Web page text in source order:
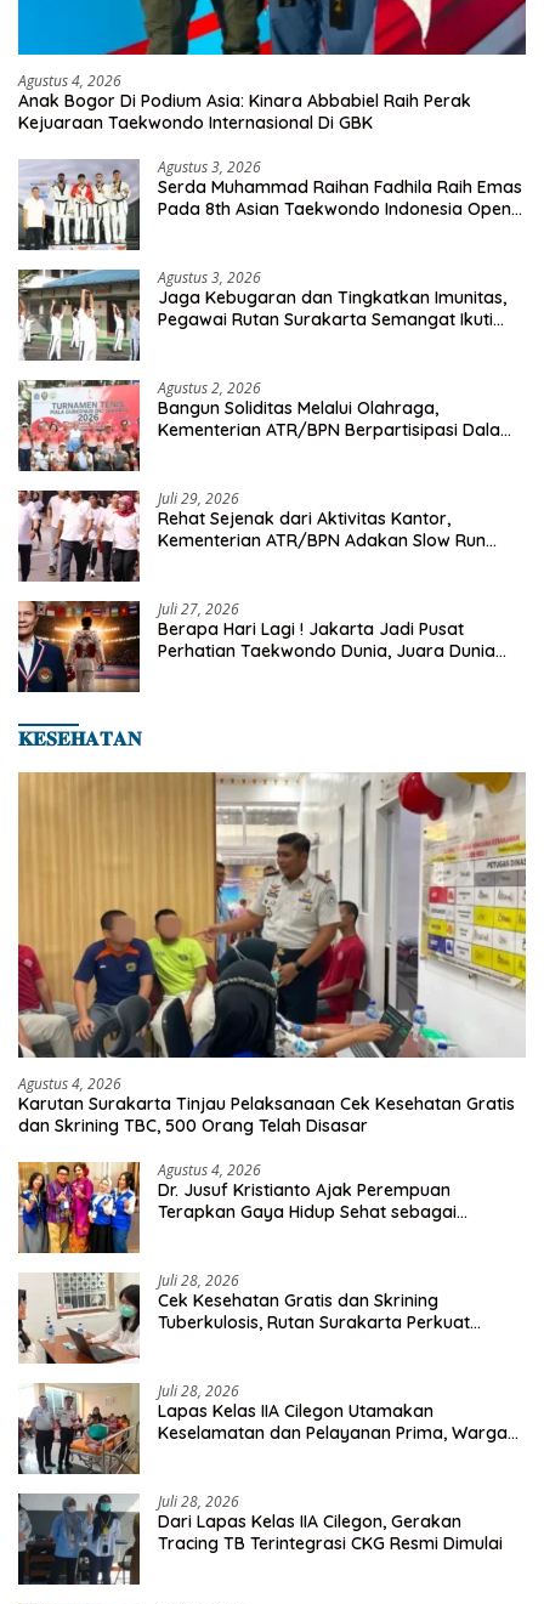
Agustus 4, 2026
Anak Bogor Di Podium Asia: Kinara Abbabiel Raih Perak
Kejuaraan Taekwondo Internasional Di GBK
Agustus 3, 2026
Serda Muhammad Raihan Fadhila Raih Emas
Pada 8th Asian Taekwondo Indonesia Open
Agustus 3, 2026
Jaga Kebugaran dan Tingkatkan Imunitas,
Pegawai Rutan Surakarta Semangat Ikuti
Agustus 2, 2026
Bangun Soliditas Melalui Olahraga,
Kementerian ATR/BPN Berpartisipasi Dalam
Juli 29, 2026
Rehat Sejenak dari Aktivitas Kantor,
Kementerian ATR/BPN Adakan Slow Run
Juli 27, 2026
Berapa Hari Lagi ! Jakarta Jadi Pusat
Perhatian Taekwondo Dunia, Juara Dunia
𝐊𝐄𝐒𝐄𝐇𝐀𝐓𝐀𝐍
Agustus 4, 2026
Karutan Surakarta Tinjau Pelaksanaan Cek Kesehatan Gratis
dan Skrining TBC, 500 Orang Telah Disasar
Agustus 4, 2026
Dr. Jusuf Kristianto Ajak Perempuan
Terapkan Gaya Hidup Sehat sebagai
Juli 28, 2026
Cek Kesehatan Gratis dan Skrining
Tuberkulosis, Rutan Surakarta Perkuat
Juli 28, 2026
Lapas Kelas IIA Cilegon Utamakan
Keselamatan dan Pelayanan Prima, Warga
Juli 28, 2026
Dari Lapas Kelas IIA Cilegon, Gerakan
Tracing TB Terintegrasi CKG Resmi Dimulai